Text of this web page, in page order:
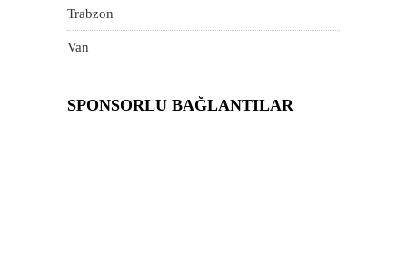
Trabzon
Van
SPONSORLU BAĞLANTILAR